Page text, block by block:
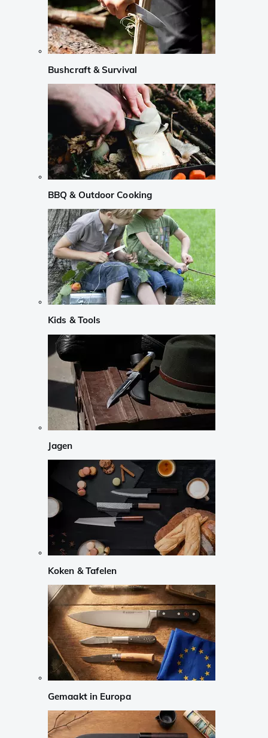
Bushcraft & Survival
BBQ & Outdoor Cooking
Kids & Tools
Jagen
Koken & Tafelen
Gemaakt in Europa